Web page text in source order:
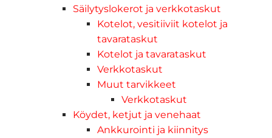
Säilytyslokerot ja verkkotaskut
Kotelot, vesitiiviit kotelot ja
tavarataskut
Kotelot ja tavarataskut
Verkkotaskut
Muut tarvikkeet
Verkkotaskut
Köydet, ketjut ja venehaat
Ankkurointi ja kiinnitys